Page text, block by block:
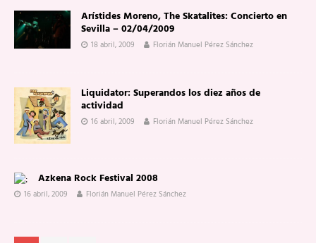
Arístides Moreno, The Skatalites: Concierto en
Sevilla – 02/04/2009
18 abril, 2009 Florián Manuel Pérez Sánchez
Liquidator: Superandos los diez años de
actividad
16 abril, 2009 Florián Manuel Pérez Sánchez
Azkena Rock Festival 2008
16 abril, 2009 Florián Manuel Pérez Sánchez